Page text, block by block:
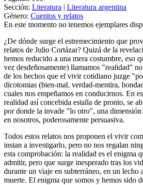
Sección: Literatura | Literatura argentina
Género: Cuentos y relatos
En este momento no tenemos ejemplares
¿De dónde surge el estremecimiento que
relatos de Julio Cortázar? Quizá de la
hemos reducido a una mera costumbre, eso
vez desdeñosamente) llamamos "realidad"
de los hechos que el vivir cotidiano juzge
dicotomias (bien-mal, verdad-mentira,
cuales nos empeñamos en conducirnos. En
realidad así concebida estalla de pronto, se
por donde la invade "lo otro", una dimensión
en nosotros, poderosamente persuasiva.
Todos estos relatos nos proponen el vivir
instan a investigarlo, pero no nos regalan
esta comprobación: la realidad es el enigma
admitir, pero que surge inesperado tras los
durante un viaje en subterráneo, en un lecho
muerte. El enigma que somos y hemos sido